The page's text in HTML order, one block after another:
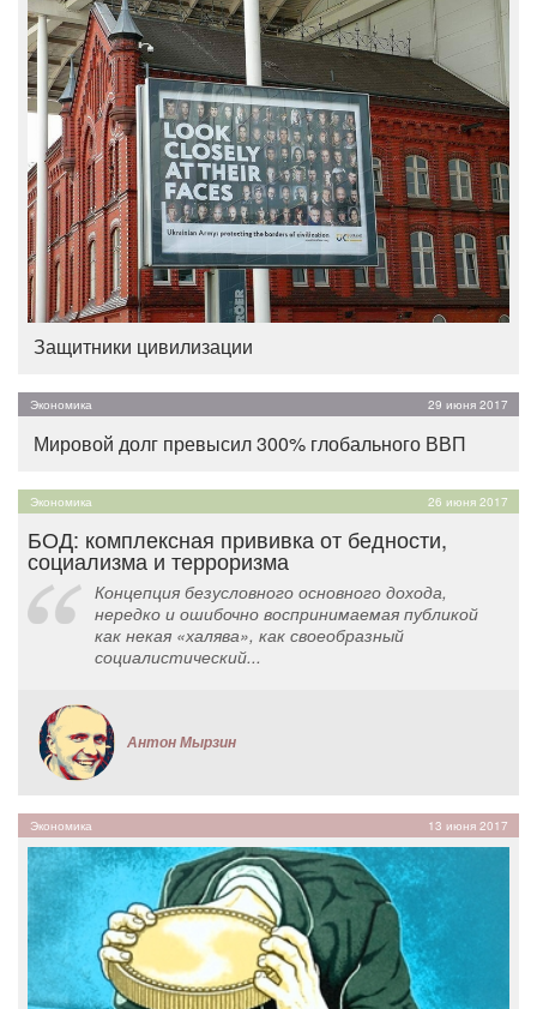
Защитники цивилизации
Экономика 29 июня 2017
Мировой долг превысил 300% глобального ВВП
Экономика 26 июня 2017
БОД: комплексная прививка от бедности,
социализма и терроризма
Концепция безусловного основного дохода,
нередко и ошибочно воспринимаемая публикой
как некая «халява», как своеобразный
социалистический...
Антон Мырзин
Экономика 13 июня 2017